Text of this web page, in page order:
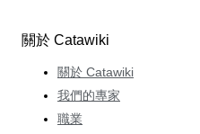
關於 Catawiki
關於 Catawiki
我們的專家
職業